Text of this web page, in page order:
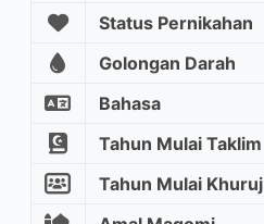
Status Pernikahan
Golongan Darah
Bahasa
Tahun Mulai Taklim
Tahun Mulai Khuruj